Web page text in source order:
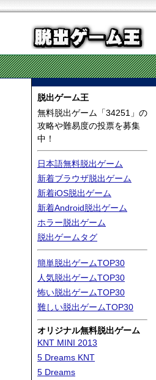
脱出ゲーム王
無料脱出ゲーム「34251」の
攻略や難易度の投票を募集
中！
日本語無料脱出ゲーム
新着ブラウザ脱出ゲーム
新着iOS脱出ゲーム
新着Android脱出ゲーム
ホラー脱出ゲーム
脱出ゲームタグ
簡単脱出ゲームTOP30
人気脱出ゲームTOP30
怖い脱出ゲームTOP30
難しい脱出ゲームTOP30
オリジナル無料脱出ゲーム
KNT MINI 2013
5 Dreams KNT
5 Dreams